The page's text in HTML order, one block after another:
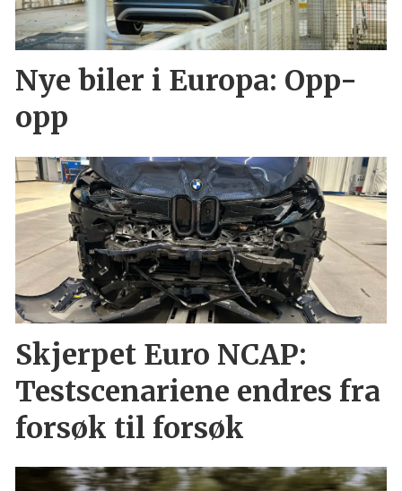
Nye biler i Europa: Opp-
opp
Skjerpet Euro NCAP:
Testscenariene endres fra
forsøk til forsøk